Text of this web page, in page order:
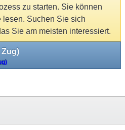
zu starten. Sie können
lesen. Suchen Sie sich
Sie am meisten interessiert.
Zug)